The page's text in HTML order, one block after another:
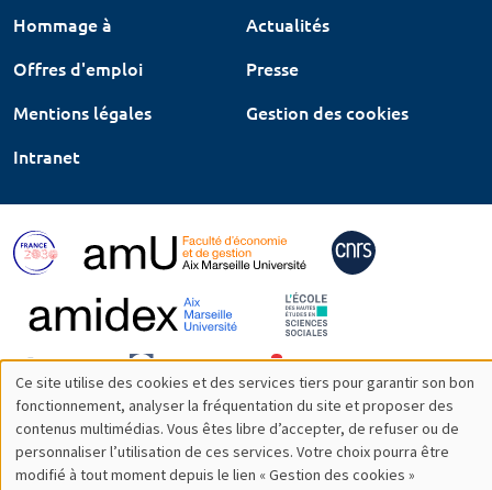
Hommage à
Actualités
Offres d'emploi
Presse
Mentions légales
Gestion des cookies
Intranet
Utilisation
des
Ce site utilise des cookies et des services tiers pour garantir son bon
fonctionnement, analyser la fréquentation du site et proposer des
contenus multimédias. Vous êtes libre d’accepter, de refuser ou de
personnaliser l’utilisation de ces services. Votre choix pourra être
modifié à tout moment depuis le lien « Gestion des cookies »